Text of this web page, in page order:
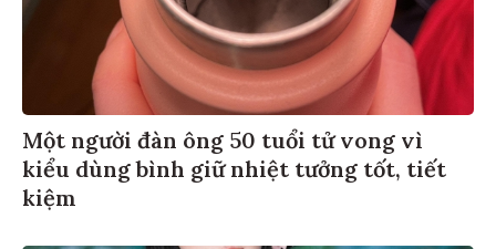
Một người đàn ông 50 tuổi tử vong vì
kiểu dùng bình giữ nhiệt tưởng tốt, tiết
kiệm